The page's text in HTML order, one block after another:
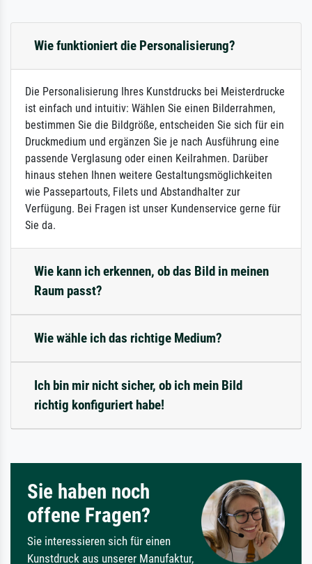
Wie funktioniert die Personalisierung?
Die Personalisierung Ihres Kunstdrucks bei Meisterdrucke
ist einfach und intuitiv: Wählen Sie einen Bilderrahmen,
bestimmen Sie die Bildgröße, entscheiden Sie sich für ein
Druckmedium und ergänzen Sie je nach Ausführung eine
passende Verglasung oder einen Keilrahmen. Darüber
hinaus stehen Ihnen weitere Gestaltungsmöglichkeiten
wie Passepartouts, Filets und Abstandhalter zur
Verfügung. Bei Fragen ist unser Kundenservice gerne für
Sie da.
Wie kann ich erkennen, ob das Bild in meinen
Raum passt?
Wie wähle ich das richtige Medium?
Ich bin mir nicht sicher, ob ich mein Bild
richtig konfiguriert habe!
Sie haben noch
offene Fragen?
Sie interessieren sich für einen
Kunstdruck aus unserer Manufaktur,